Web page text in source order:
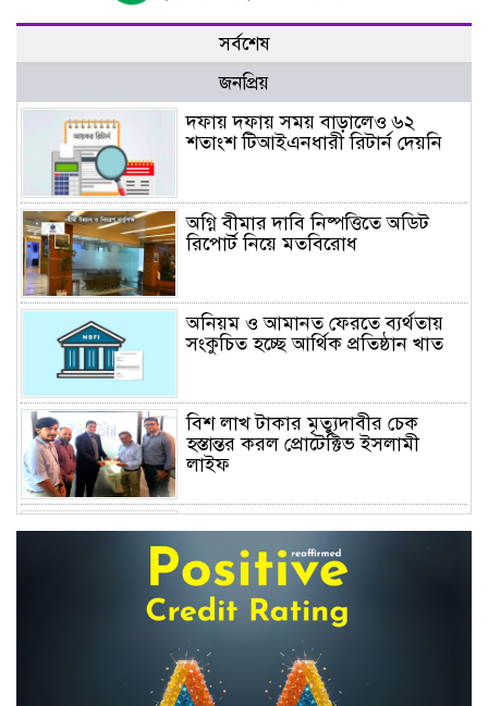
সর্বশেষ
জনপ্রিয়
দফায় দফায় সময় বাড়ালেও ৬২
শতাংশ টিআইএনধারী রিটার্ন দেয়নি
অগ্নি বীমার দাবি নিষ্পত্তিতে অডিট
রিপোর্ট নিয়ে মতবিরোধ
অনিয়ম ও আমানত ফেরতে ব্যর্থতায়
সংকুচিত হচ্ছে আর্থিক প্রতিষ্ঠান খাত
বিশ লাখ টাকার মৃত্যুদাবীর চেক
হস্তান্তর করল প্রোটেক্টিভ ইসলামী
লাইফ
শেয়ার দর, ডিএসইর সতর্কবার্তা